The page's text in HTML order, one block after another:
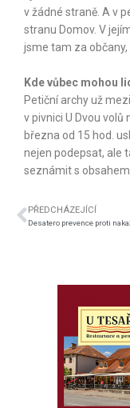
v žádné straně. A v
stranu Domov. V
jsme tam za občany,
Kde vůbec mohou
Petiční archy už
v pivnici U Dvou volů
března od 15 hod.
nejen podepsat, ale
seznámit s
PŘEDCHÁZEJÍCÍ